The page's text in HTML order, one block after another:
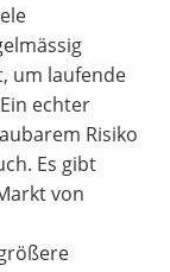
um laufende
echter
Risiko
Es gibt
von